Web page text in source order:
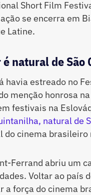
Short Film
se encerra em
Latine.
natural de São
havia estreado no
menção honrosa
festivais na
natural de
do cinema brasileiro
Ferrand abriu um
Voltar ao país
a força do cinema